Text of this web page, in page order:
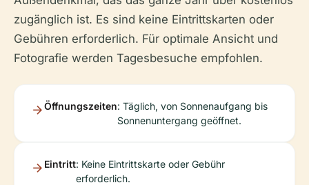
zugänglich ist. Es sind keine Eintrittskarten oder
Gebühren erforderlich. Für optimale Ansicht und
Fotografie werden Tagesbesuche empfohlen.
Öffnungszeiten: Täglich, von Sonnenaufgang bis
Sonnenuntergang geöffnet.
Eintritt: Keine Eintrittskarte oder Gebühr
erforderlich.